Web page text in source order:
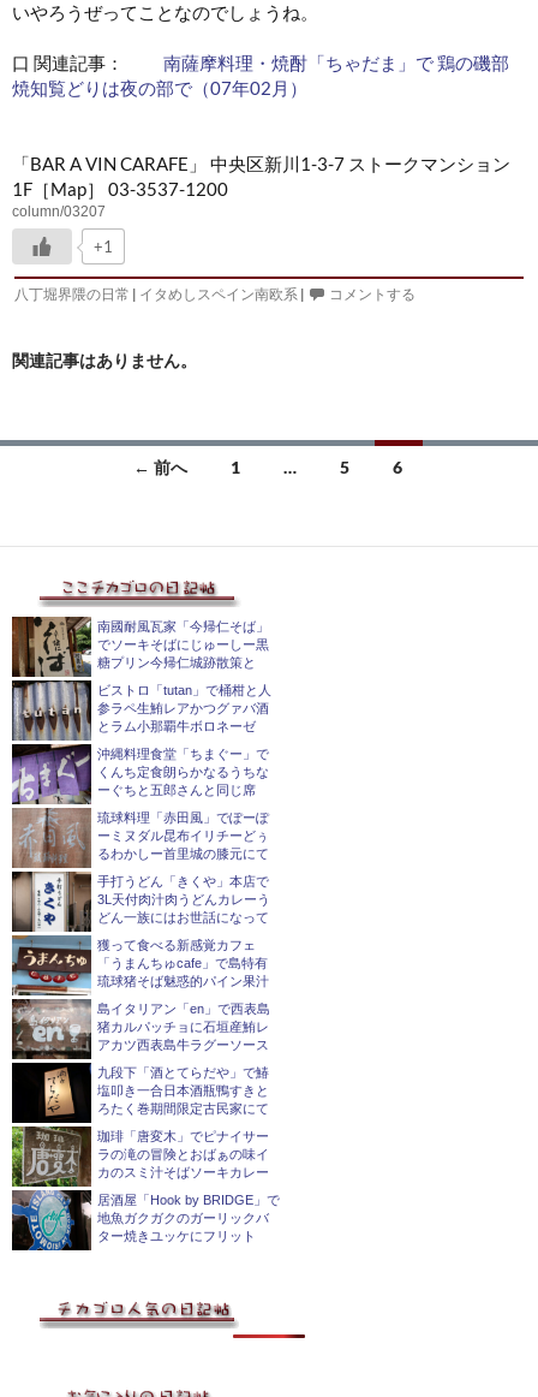
いやろうぜってことなのでしょうね。
口 関連記事： 南薩摩料理・焼酎「ちゃだま」で 鶏の磯部
焼知覧どりは夜の部で（07年02月）
「BAR A VIN CARAFE」 中央区新川1-3-7 ストークマンション
1F［Map］ 03-3537-1200
column/03207
+1
八丁堀界隈の日常 | イタめしスペイン南欧系 | コメントする
関連記事はありません。
ナ
ゲ
ー
シ
ョ
ン
← 前へ 1 … 5 6
南國耐風瓦家「今帰仁そば」
でソーキそばにじゅーしー黒
糖プリン今帰仁城跡散策と
ビストロ「tutan」で桶柑と人
参ラペ生鮪レアかつグァバ酒
とラム小那覇牛ボロネーゼ
沖縄料理食堂「ちまぐー」で
くんち定食朗らかなるうちな
ーぐちと五郎さんと同じ席
琉球料理「赤田風」でぽーぽ
ーミヌダル昆布イリチーどぅ
るわかしー首里城の膝元にて
手打うどん「きくや」本店で
3L天付肉汁肉うどんカレーう
どん一族にはお世話になって
獲って食べる新感覚カフェ
「うまんちゅcafe」で島特有
琉球猪そば魅惑的パイン果汁
島イタリアン「en」で西表島
猪カルパッチョに石垣産鮪レ
アカツ西表島牛ラグーソース
九段下「酒とてらだや」で鰆
塩叩き一合日本酒瓶鴨すきと
ろたく巻期間限定古民家にて
珈琲「唐変木」でピナイサー
ラの滝の冒険とおばぁの味イ
カのスミ汁そばソーキカレー
居酒屋「Hook by BRIDGE」で
地魚ガクガクのガーリックバ
ター焼きユッケにフリット